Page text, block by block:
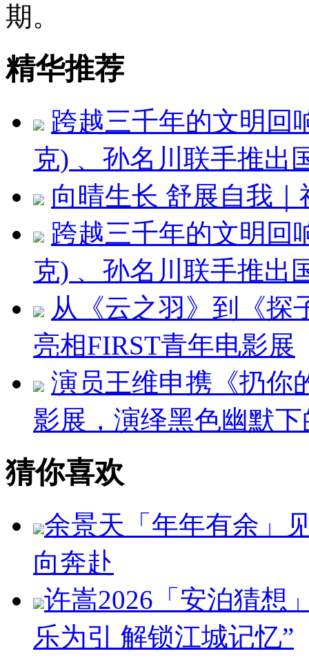
期。
精华推荐
跨越三千年的文明回
克) 、孙名川联手推出
向晴生长 舒展自我
跨越三千年的文明回
克) 、孙名川联手推出
从《云之羽》到《探
亮相FIRST青年电影展
演员王维申携《扔你
影展，演绎黑色幽默
猜你喜欢
余景天「年年有余」
向奔赴
许嵩2026「安泊猜想
乐为引 解锁江城记忆”